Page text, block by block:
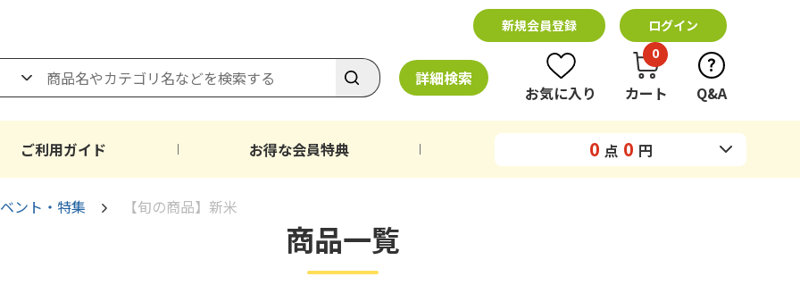
新規会員登録 ログイン
詳細検索
お気に入り
0
カート Q&A
ご利用ガイド お得な会員特典 0 点 0 円
ント・特集 【旬の商品】新米
商品一覧